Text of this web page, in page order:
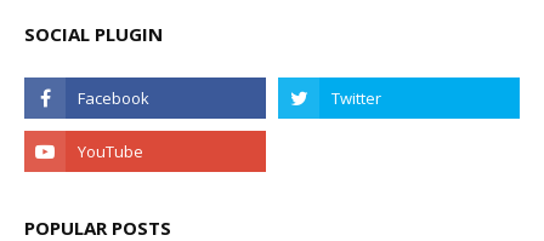
SOCIAL PLUGIN
POPULAR POSTS